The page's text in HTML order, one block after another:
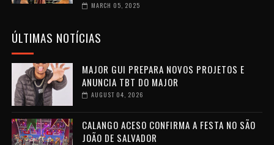
MARCH 05, 2025
ÚLTIMAS NOTÍCIAS
MAJOR GUI PREPARA NOVOS PROJETOS E
ANUNCIA TBT DO MAJOR
AUGUST 04, 2026
CALANGO ACESO CONFIRMA A FESTA NO SÃO
JOÃO DE SALVADOR